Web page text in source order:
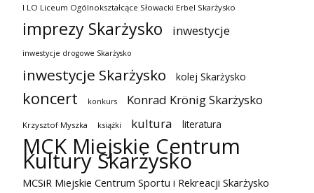
I LO Liceum Ogólnokształcące Słowacki Erbel Skarżysko
imprezy Skarżysko inwestycje
inwestycje drogowe Skarżysko
inwestycje Skarżysko kolej Skarżysko
koncert konkurs Konrad Krönig Skarżysko
Krzysztof Myszka książki kultura literatura
MCK Miejskie Centrum
Kultury Skarżysko
MCSiR Miejskie Centrum Sportu i Rekreacji Skarżysko